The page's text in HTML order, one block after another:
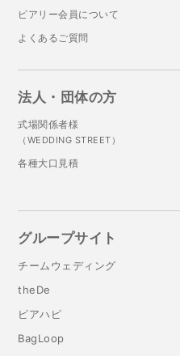
ピアリー会員について
よくあるご質問
法人・団体の方
式場関係者様
（WEDDING STREET）
各種大口見積
グループサイト
チームウェディング
theDe
ピアハピ
BagLoop